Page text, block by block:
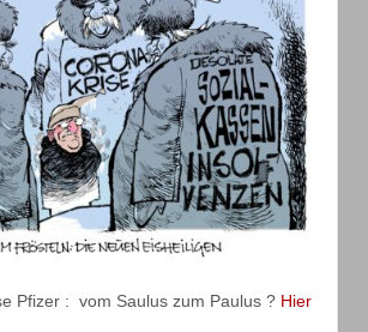
Pfizer : vom Saulus zum Paulus ? Hier